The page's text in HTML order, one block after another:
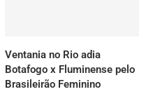
Ventania no Rio adia
Botafogo x Fluminense pelo
Brasileirão Feminino